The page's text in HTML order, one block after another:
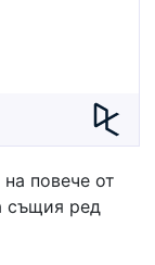
повече от
същия ред